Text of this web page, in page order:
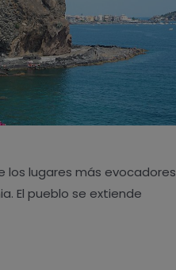
los lugares más evocadores
El pueblo se extiende